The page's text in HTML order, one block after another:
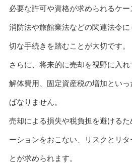
必要な許可や資格が求められるケー
消防法や旅館業法などの関連法令
切な手続きを踏むことが大切です。
さらに、将来的に売却を視野に入
解体費用、固定資産税の増加とい
ばなりません。
売却による損失や税負担を避ける
ーションをおこない、リスクとリ
とが求められます。